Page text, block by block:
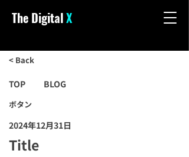
The DigitalX
< Back
TOP BLOG
ボタン
2024年12月31日
Title